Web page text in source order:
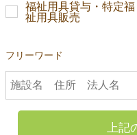
福祉用具貸与・特定福
祉用具販売
フリーワード
上記